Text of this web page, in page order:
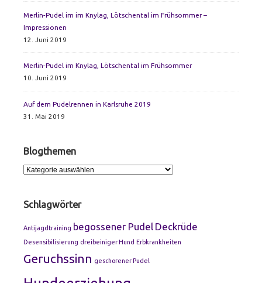
Merlin-Pudel im im Knylag, Lötschental im Frühsommer –
Impressionen
12. Juni 2019
Merlin-Pudel im Knylag, Lötschental im Frühsommer
10. Juni 2019
Auf dem Pudelrennen in Karlsruhe 2019
31. Mai 2019
Blogthemen
Blogthemen
Schlagwörter
Antijagdtraining begossener Pudel Deckrüde
Desensibilisierung dreibeiniger Hund Erbkrankheiten
Geruchssinn geschorener Pudel